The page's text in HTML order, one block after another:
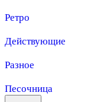
Ретро
Действующие
Разное
Песочница